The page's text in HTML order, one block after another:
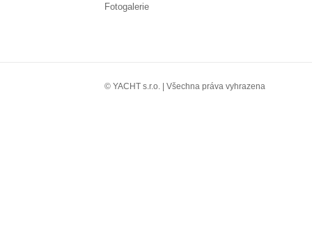
Fotogalerie
© YACHT s.r.o. | Všechna práva vyhrazena